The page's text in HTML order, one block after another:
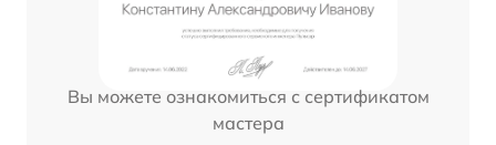
Вы можете ознакомиться с сертификатом
мастера